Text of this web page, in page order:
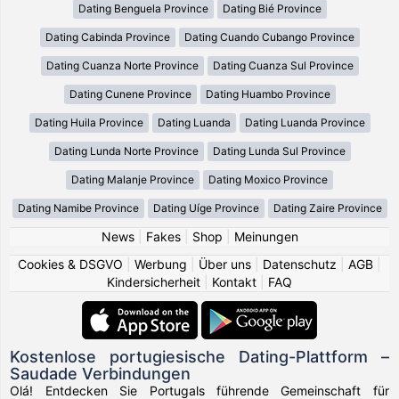
Dating Benguela Province Dating Bié Province
Dating Cabinda Province Dating Cuando Cubango Province
Dating Cuanza Norte Province Dating Cuanza Sul Province
Dating Cunene Province Dating Huambo Province
Dating Huila Province Dating Luanda Dating Luanda Province
Dating Lunda Norte Province Dating Lunda Sul Province
Dating Malanje Province Dating Moxico Province
Dating Namibe Province Dating Uíge Province Dating Zaire Province
News| Fakes| Shop
Meinungen
Cookies & DSGVO
Werbung Über uns Datenschutz AGB
Kindersicherheit
Kontakt FAQ
Kostenlose portugiesische Dating-Plattform –
Saudade Verbindungen
Olá! Entdecken Sie Portugals führende Gemeinschaft für